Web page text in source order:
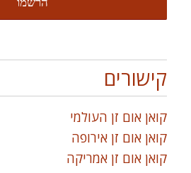
קישורים
קואן אום זן העולמי
קואן אום זן אירופה
קואן אום זן אמריקה